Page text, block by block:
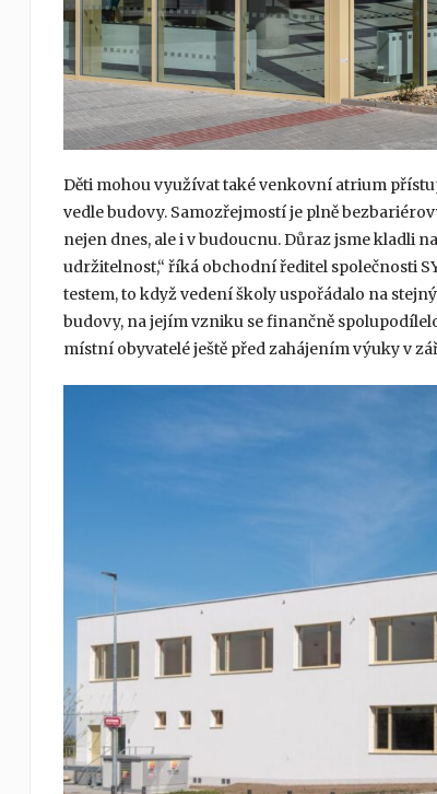
Děti mohou využívat také venkovní atrium
vedle budovy. Samozřejmostí je plně
nejen dnes, ale i v budoucnu. Důraz jsme kladli
udržitelnost,“ říká obchodní ředitel společnosti
testem, to když vedení školy uspořádalo na
budovy, na jejím vzniku se finančně
místní obyvatelé ještě před zahájením výuky v